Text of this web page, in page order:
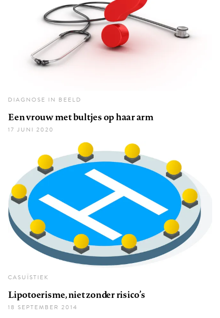
DIAGNOSE IN BEELD
Een vrouw met bultjes op haar arm
17 JUNI 2020
CASUÏSTIEK
Lipotoerisme, niet zonder risico’s
18 SEPTEMBER 2014